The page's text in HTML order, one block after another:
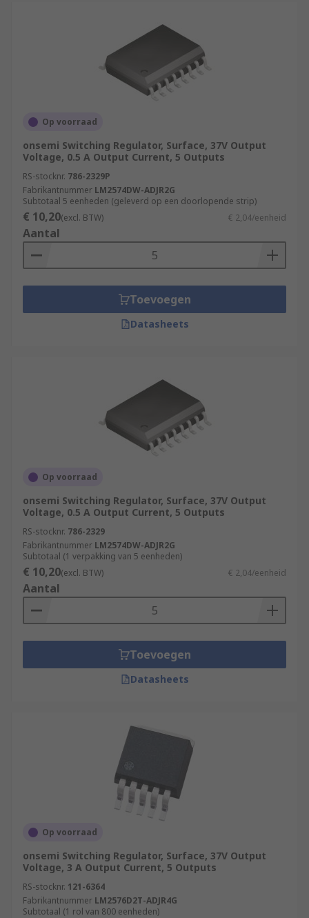
Op voorraad
onsemi Switching Regulator, Surface, 37V Output
Voltage, 0.5 A Output Current, 5 Outputs
RS-stocknr. 786-2329P
Fabrikantnummer LM2574DW-ADJR2G
Subtotaal 5 eenheden (geleverd op een doorlopende strip)
€ 10,20(excl. BTW) € 2,04/eenheid
Aantal
Toevoegen
Datasheets
Op voorraad
onsemi Switching Regulator, Surface, 37V Output
Voltage, 0.5 A Output Current, 5 Outputs
RS-stocknr. 786-2329
Fabrikantnummer LM2574DW-ADJR2G
Subtotaal (1 verpakking van 5 eenheden)
€ 10,20(excl. BTW) € 2,04/eenheid
Aantal
Toevoegen
Datasheets
Op voorraad
onsemi Switching Regulator, Surface, 37V Output
Voltage, 3 A Output Current, 5 Outputs
RS-stocknr. 121-6364
Fabrikantnummer LM2576D2T-ADJR4G
Subtotaal (1 rol van 800 eenheden)